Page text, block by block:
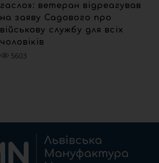
гасло»: ветеран відреагував
на заяву Садового про
військову службу для всіх
чоловіків
5603